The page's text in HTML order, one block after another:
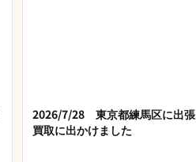
2026/7/28 東京都練馬区に出張
買取に出かけました